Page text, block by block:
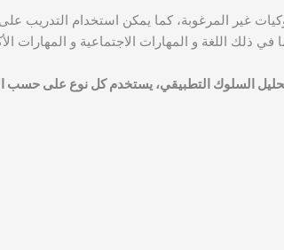
غير المرغوبة، كما يمكن استخدام التدريب على
اللغة و المهارات الاجتماعية و المهارات
السلوك التطبيقي، يستخدم كل نوع على حسب